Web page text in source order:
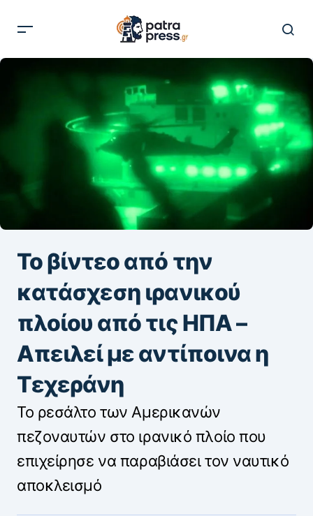
Το βίντεο από την
κατάσχεση ιρανικού
πλοίου από τις ΗΠΑ –
Απειλεί με αντίποινα η
Τεχεράνη
Το ρεσάλτο των Αμερικανών
πεζοναυτών στο ιρανικό πλοίο που
επιχείρησε να παραβιάσει τον ναυτικό
αποκλεισμό